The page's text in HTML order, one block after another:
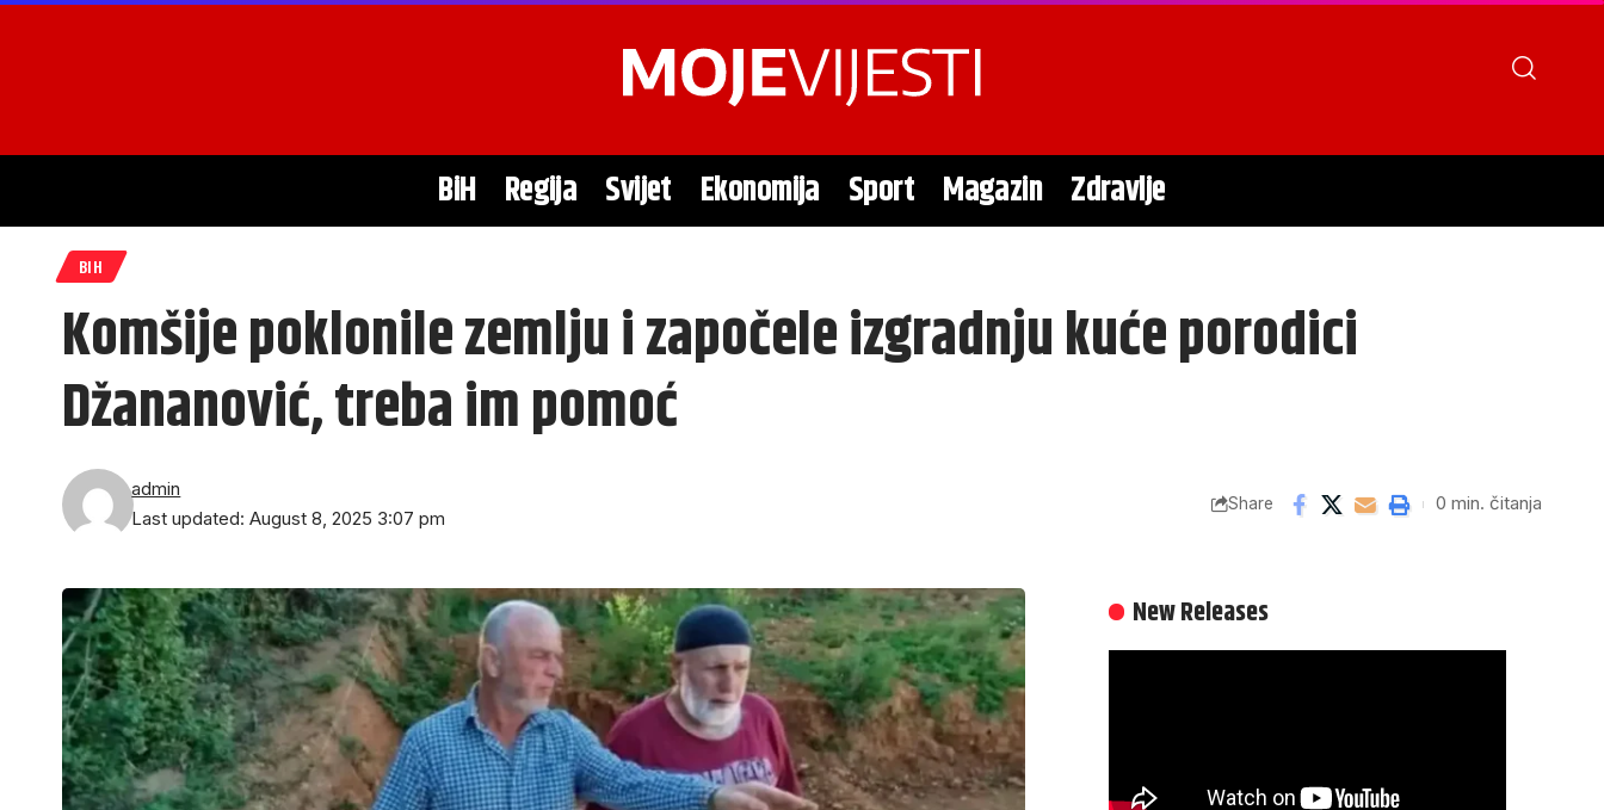
BiH Regija Svijet Ekonomija Sport Magazin Zdravlje
BIH
Komšije poklonile zemlju i započele izgradnju kuće porodici
Džananović, treba im pomoć
Last updated: August 8, 2025 3:07 pm
admin
Share 0 min. čitanja
New Releases